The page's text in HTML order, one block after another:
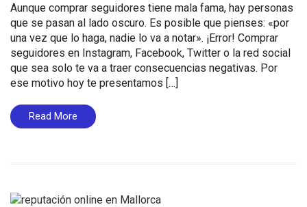
Aunque comprar seguidores tiene mala fama, hay personas
que se pasan al lado oscuro. Es posible que pienses: «por
una vez que lo haga, nadie lo va a notar». ¡Error! Comprar
seguidores en Instagram, Facebook, Twitter o la red social
que sea solo te va a traer consecuencias negativas. Por
ese motivo hoy te presentamos […]
Read More